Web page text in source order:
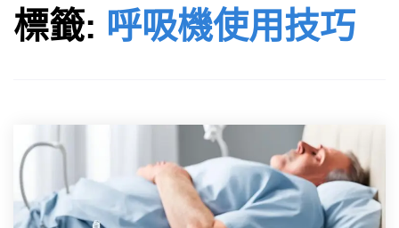
標籤: 呼吸機使用技巧